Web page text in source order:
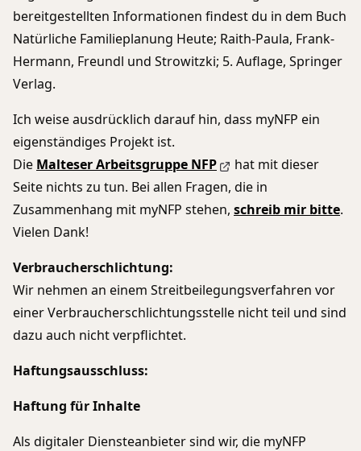
bereitgestellten Informationen findest du in dem Buch
Natürliche Familieplanung Heute; Raith-Paula, Frank-
Hermann, Freundl und Strowitzki; 5. Auflage, Springer
Verlag.
Ich weise ausdrücklich darauf hin, dass myNFP ein
eigenständiges Projekt ist.
Die Malteser Arbeitsgruppe NFP
hat mit dieser
Seite nichts zu tun. Bei allen Fragen, die in
Zusammenhang mit myNFP stehen, schreib mir bitte.
Vielen Dank!
Verbraucherschlichtung:
Wir nehmen an einem Streitbeilegungsverfahren vor
einer Verbraucherschlichtungsstelle nicht teil und sind
dazu auch nicht verpflichtet.
Haftungsausschluss:
Haftung für Inhalte
Als digitaler Diensteanbieter sind wir, die myNFP